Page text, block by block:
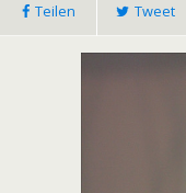
Teilen Tweet